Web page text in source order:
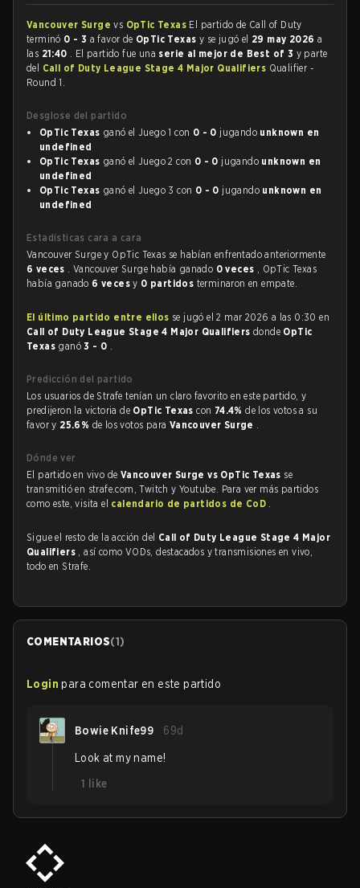
Vancouver Surgevs OpTic Texas El partido de Call of Duty
terminó 0 - 3 a favor de OpTic Texas y se jugó el 29 may 2026 a
las 21:40 . El partido fue una serie al mejor de Best of 3 y parte
del Call of Duty League Stage 4 Major Qualifiers Qualifier -
Round 1.
Desglose del partido
OpTic Texas ganó el Juego 1 con 0 - 0 jugando unknown en
undefined
OpTic Texas ganó el Juego 2 con 0 - 0 jugando unknown en
undefined
OpTic Texas ganó el Juego 3 con 0 - 0 jugando unknown en
undefined
Estadísticas cara a cara
Vancouver Surge y OpTic Texas se habían enfrentado anteriormente
6 veces . Vancouver Surge había ganado 0 veces , OpTic Texas
había ganado 6 vecesy 0 partidos terminaron en empate.
El último partido entre ellos se jugó el 2 mar 2026 a las 0:30 en
Call of Duty League Stage 4 Major Qualifiers donde OpTic
Texas ganó3 - 0 .
Predicción del partido
Los usuarios de Strafe tenían un claro favorito en este partido, y
predijeron la victoria de OpTic Texascon 74.4%de los votos a su
favor y 25.6% de los votos para Vancouver Surge .
Dónde ver
El partido en vivo de Vancouver Surge vs OpTic Texas se
transmitió en strafe.com, Twitch y Youtube. Para ver más partidos
como este, visita el calendario de partidos de CoD .
Sigue el resto de la acción del Call of Duty League Stage 4 Major
Qualifiers , así como VODs, destacados y transmisiones en vivo,
todo en Strafe.
COMENTARIOS(1)
Login para comentar en este partido
Bowie Knife99 69d
Look at my name!
1
like